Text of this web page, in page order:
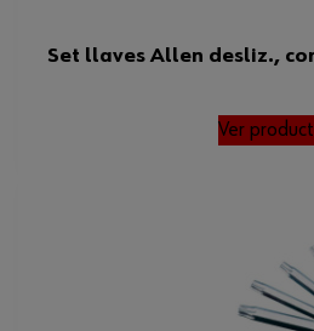
Set llaves Allen desliz.,
Ver